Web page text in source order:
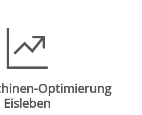
Optimierung
Eisleben